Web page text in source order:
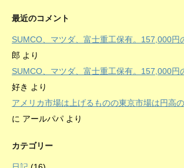
最近のコメント
SUMCO、マツダ、富士重工保有。157,000円
郎 より
SUMCO、マツダ、富士重工保有。157,000円
好き より
アメリカ市場は上げるものの東京市場は円高
に アールパパ より
カテゴリー